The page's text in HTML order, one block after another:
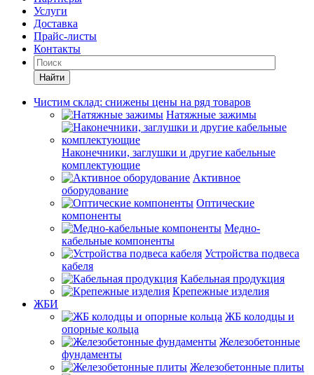
Услуги
Доставка
Прайс-листы
Контакты
Найти
Чистим склад: снижены цены на ряд товаров
Натяжные зажимы
Наконечники, заглушки и другие кабельные
комплектующие
Активное
оборудование
Оптические
компоненты
Медно-
кабельные компоненты
Устройства подвеса
кабеля
Кабельная продукция
Крепежные изделия
ЖБИ
ЖБ колодцы и
опорные кольца
Железобетонные
фундаменты
Железобетонные плиты